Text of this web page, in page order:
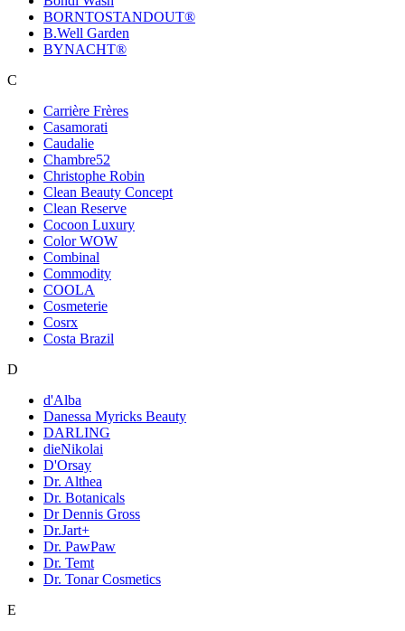
BORNTOSTANDOUT®
B.Well Garden
BYNACHT®
C
Carrière Frères
Casamorati
Caudalie
Chambre52
Christophe Robin
Clean Beauty Concept
Clean Reserve
Cocoon Luxury
Color WOW
Combinal
Commodity
COOLA
Cosmeterie
Cosrx
Costa Brazil
D
d'Alba
Danessa Myricks Beauty
DARLING
dieNikolai
D'Orsay
Dr. Althea
Dr. Botanicals
Dr Dennis Gross
Dr.Jart+
Dr. PawPaw
Dr. Temt
Dr. Tonar Cosmetics
E